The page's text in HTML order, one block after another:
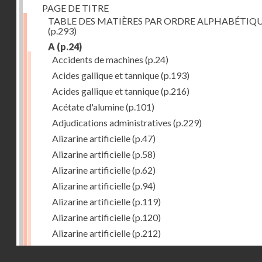
PAGE DE TITRE
TABLE DES MATIÈRES PAR ORDRE
(p.293)
A (p.24)
Accidents de machines (p.24)
Acides gallique et tannique(p.193)
Acides gallique et tannique(p.216)
Acétate d'alumine(p.101)
Adjudications administratives (p.229)
Alizarine artificielle(p.47)
Alizarine artificielle(p.58)
Alizarine artificielle(p.62)
Alizarine artificielle(p.94)
Alizarine artificielle(p.119)
Alizarine artificielle(p.120)
Alizarine artificielle(p.212)
Alizarine artificielle(p.256)